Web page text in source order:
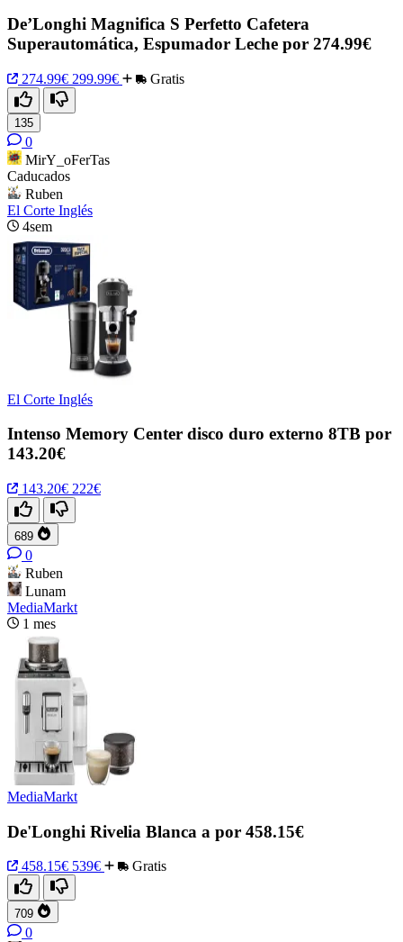
De’Longhi Magnifica S Perfetto Cafetera
Superautomática, Espumador Leche por 274.99€
274.99€ 299.99€ Gratis
135
0
MirY_oFerTas
Caducados
Ruben
El Corte Inglés
4sem
El Corte Inglés
Intenso Memory Center disco duro externo 8TB por
143.20€
143.20€ 222€
689
0
Ruben
Lunam
MediaMarkt
1 mes
MediaMarkt
De'Longhi Rivelia Blanca a por 458.15€
458.15€ 539€ Gratis
709
0